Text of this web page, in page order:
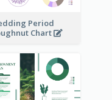
Period
Chart